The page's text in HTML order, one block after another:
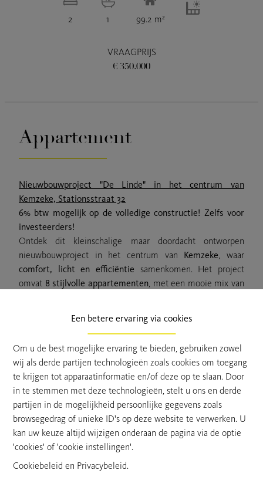
Een betere ervaring via cookies
Om u de best mogelijke ervaring te bieden, gebruiken zowel
wij als derde partijen technologieën zoals cookies om toegang
te krijgen tot apparaatinformatie en/of deze op te slaan. Door
in te stemmen met deze technologieën, stelt u ons en derde
partijen in de mogelijkheid persoonlijke gegevens zoals
browsegedrag of unieke ID's op deze website te verwerken. U
kan uw keuze altijd wijzigen onderaan de pagina via de optie
'cookies' of 'cookie instellingen'.
Cookiebeleid en Privacybeleid.
2 1 99.2 m²
VRAAGPRIJS
€ 350.000
Appartement
Nieuwbouwproject "De Linde" in het centrum van
Kemzeke, Stationsstraat 32
6% btw mogelijk op de volledige constructie! Zelfs voor
investeerders!
Ontdek dit kleinschalige maar doordacht ontworpen
nieuwbouwproject in het centrum van Kemzeke , waar
comfort, licht en efficiëntie samenkomen. Het project
omvat 8 stijlvolle appartementen, met een mooie mix van
alleenstaanden, koppels als investeerders.
terrasaan de achterzijde van het gebouw, waardoor u tot in
de late namiddag kan genieten van de zon en rust.De
indeling van de ruimtes werd tot in de puntjes
geoptimaliseerd, met veel aandacht voor leefcomfort en
functionaliteit.
Mobiliteit is een troef: dankzij de centrale ligging bent u
snel op de grote verbindingswegen én op wandelafstand
van winkels, openbaar vervoer en voorzieningen.
Parkeren is geen probleem